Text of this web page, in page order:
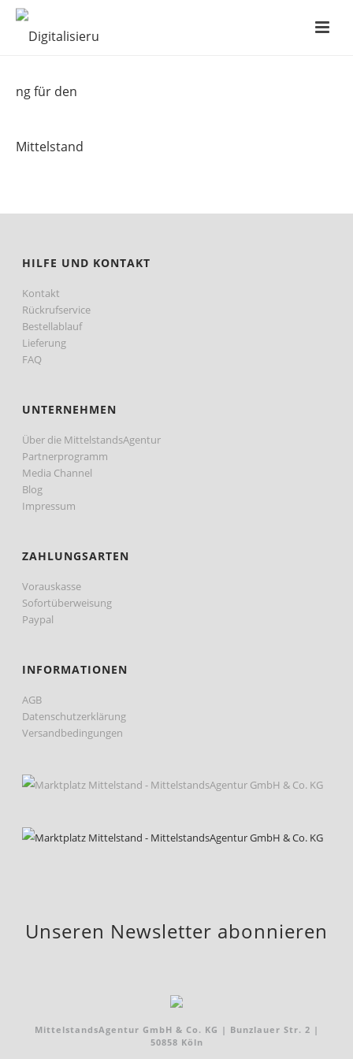
HILFE UND KONTAKT
Kontakt
Rückrufservice
Bestellablauf
Lieferung
FAQ
UNTERNEHMEN
Über die MittelstandsAgentur
Partnerprogramm
Media Channel
Blog
Impressum
ZAHLUNGSARTEN
Vorauskasse
Sofortüberweisung
Paypal
INFORMATIONEN
AGB
Datenschutzerklärung
Versandbedingungen
Unseren Newsletter abonnieren
MittelstandsAgentur GmbH & Co. KG | Bunzlauer Str. 2 |
50858 Köln